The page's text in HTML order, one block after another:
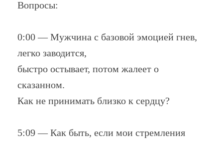
Вопросы:
0:00 — Мужчина с базовой эмоцией гнев,
легко заводится,
быстро остывает, потом жалеет о
сказанном.
Как не принимать близко к сердцу?
5:09 — Как быть, если мои стремления